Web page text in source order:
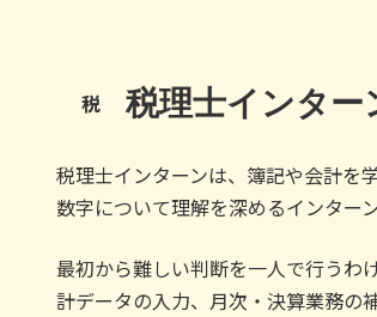
税 税理士インター
税理士インターンは、簿記や会計を
数字について理解を深めるインターン
最初から難しい判断を一人で行うわ
計データの入力、月次・決算業務の